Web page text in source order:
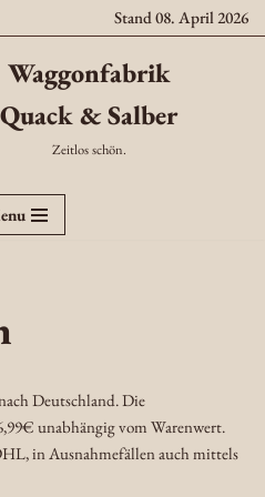
Stand 08. April 2026
Waggonfabrik
Quack & Salber
Zeitlos schön.
Deutschland. Die
unabhängig vom Warenwert.
in Ausnahmefällen auch mittels